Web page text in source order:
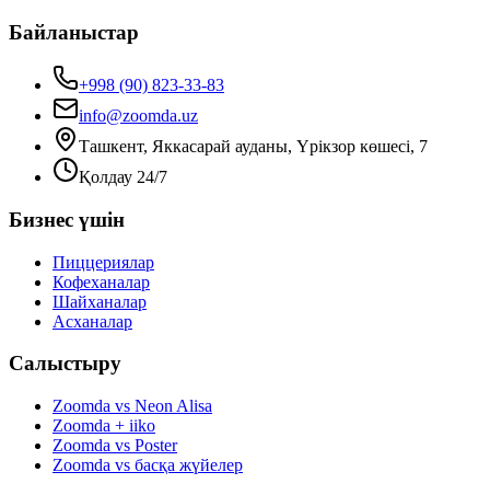
Байланыстар
+998 (90) 823-33-83
info@zoomda.uz
Ташкент, Яккасарай ауданы, Үрікзор көшесі, 7
Қолдау 24/7
Бизнес үшін
Пиццериялар
Кофеханалар
Шайханалар
Асханалар
Салыстыру
Zoomda vs Neon Alisa
Zoomda + iiko
Zoomda vs Poster
Zoomda vs басқа жүйелер